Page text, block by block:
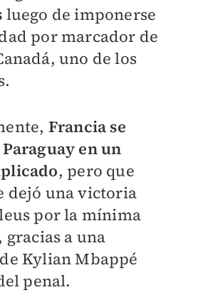
luego de imponerse
por marcador de
uno de los
Francia se
en un
, pero que
dejó una victoria
por la mínima
a una
Kylian Mbappé
penal.